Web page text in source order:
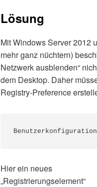
Lösung
Mit Windows Server 2012
mehr ganz nüchtern)
Netzwerk ausblenden“
dem Desktop. Daher
Registry-Preference
Hier ein neues
„Registrierungselement“